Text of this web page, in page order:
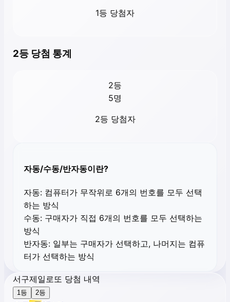
1등 당첨자
2등 당첨 통계
2등
5명
2등 당첨자
자동/수동/반자동이란?
자동: 컴퓨터가 무작위로 6개의 번호를 모두 선택
하는 방식
수동: 구매자가 직접 6개의 번호를 모두 선택하는
방식
반자동: 일부는 구매자가 선택하고, 나머지는 컴퓨
터가 선택하는 방식
서구제일로또 당첨 내역
1등 2등